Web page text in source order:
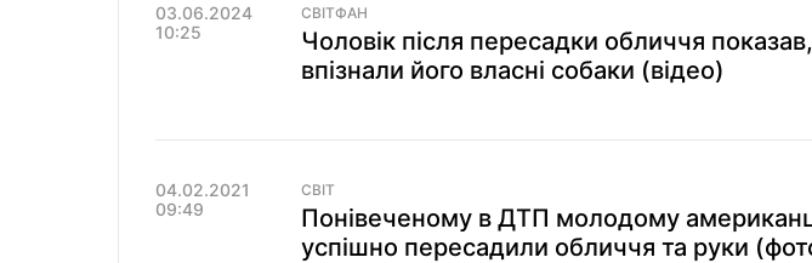
03.06.2024
10:25
СВІТФАН
Чоловік після пересадки обличчя
впізнали його власні собаки (відео)
04.02.2021
09:49
СВІТ
Понівеченому в ДТП молодому
успішно пересадили обличчя та руки